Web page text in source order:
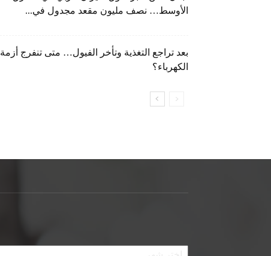
الأوسط… نصف مليون مقعد مجدول في...
بعد تراجع التغذية وتأخر الفيول… متى تنفرج أزمة
الكهرباء؟
الأرشيف